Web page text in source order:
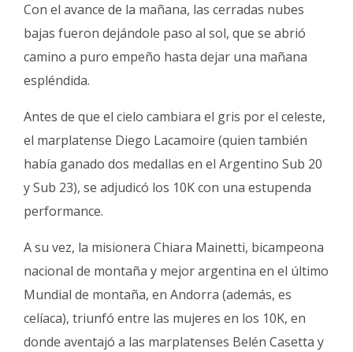
Con el avance de la mañana, las cerradas nubes
bajas fueron dejándole paso al sol, que se abrió
camino a puro empeño hasta dejar una mañana
espléndida.
Antes de que el cielo cambiara el gris por el celeste,
el marplatense Diego Lacamoire (quien también
había ganado dos medallas en el Argentino Sub 20
y Sub 23), se adjudicó los 10K con una estupenda
performance.
A su vez, la misionera Chiara Mainetti, bicampeona
nacional de montaña y mejor argentina en el último
Mundial de montaña, en Andorra (además, es
celíaca), triunfó entre las mujeres en los 10K, en
donde aventajó a las marplatenses Belén Casetta y